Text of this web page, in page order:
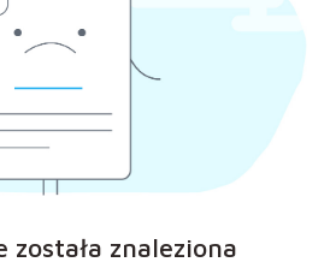
została znaleziona